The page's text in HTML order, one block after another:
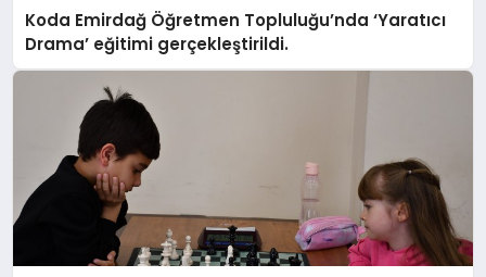
Koda Emirdağ Öğretmen Topluluğu’nda ‘Yaratıcı
Drama’ eğitimi gerçekleştirildi.